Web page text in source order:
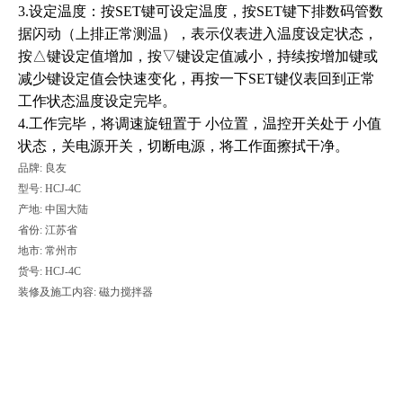
3.设定温度：按SET键可设定温度，按SET键下排数码管数
据闪动（上排正常测温），表示仪表进入温度设定状态，
按△键设定值增加，按▽键设定值减小，持续按增加键或
减少键设定值会快速变化，再按一下SET键仪表回到正常
工作状态温度设定完毕。
4.工作完毕，将调速旋钮置于 小位置，温控开关处于 小值
状态，关电源开关，切断电源，将工作面擦拭干净。
品牌: 良友
型号: HCJ-4C
产地: 中国大陆
省份: 江苏省
地市: 常州市
货号: HCJ-4C
装修及施工内容: 磁力搅拌器